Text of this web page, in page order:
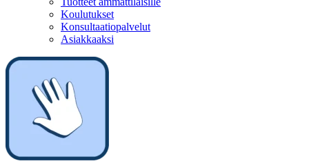
Koulutukset
Konsultaatiopalvelut
Asiakkaaksi